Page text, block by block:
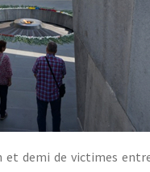
demi de victimes